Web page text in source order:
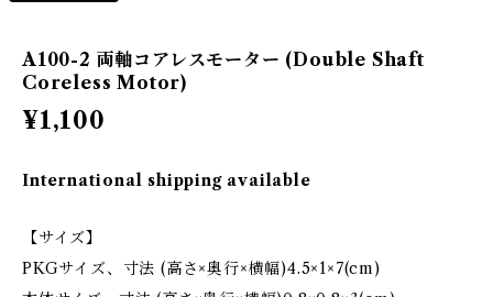
A100-2 両軸コアレスモーター (Double Shaft
Coreless Motor)
¥1,100
International shipping available
【サイズ】
PKGサイズ、寸法 (高さ×奥行×横幅)4.5×1×7(cm)